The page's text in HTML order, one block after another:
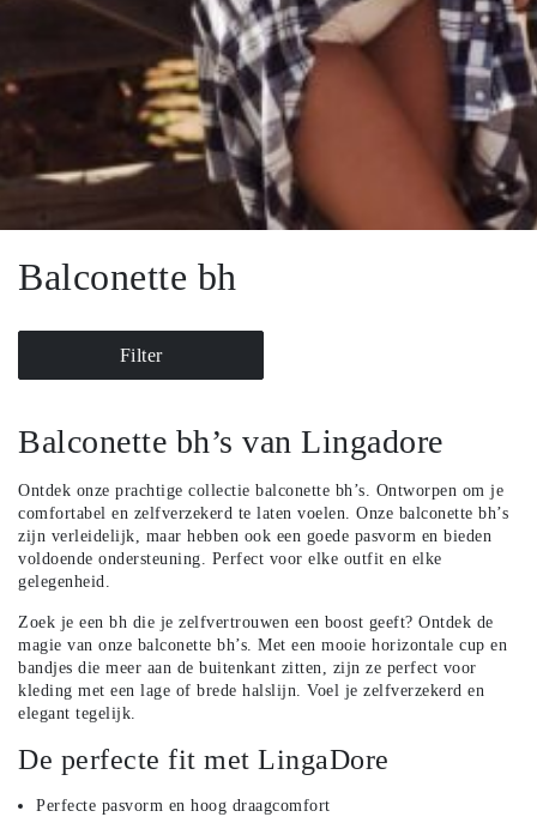
Balconette bh
Filter
Balconette bh’s van Lingadore
Ontdek onze prachtige collectie balconette bh’s. Ontworpen om je
comfortabel en zelfverzekerd te laten voelen. Onze balconette bh’s
zijn verleidelijk, maar hebben ook een goede pasvorm en bieden
voldoende ondersteuning. Perfect voor elke outfit en elke
gelegenheid.
Zoek je een bh die je zelfvertrouwen een boost geeft? Ontdek de
magie van onze balconette bh’s. Met een mooie horizontale cup en
bandjes die meer aan de buitenkant zitten, zijn ze perfect voor
kleding met een lage of brede halslijn. Voel je zelfverzekerd en
elegant tegelijk.
De perfecte fit met LingaDore
Perfecte pasvorm en hoog draagcomfort